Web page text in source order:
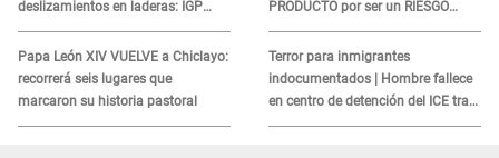
deslizamientos en laderas: IGP
alerta sobre posibles réplicas
Papa León XIV VUELVE a Chiclayo:
recorrerá seis lugares que
marcaron su historia pastoral
PRODUCTO por ser un RIESGO
MORTAL para consumidores: ¿Cuál
es?
Terror para inmigrantes
indocumentados | Hombre fallece
en centro de detención del ICE tras
sufrir una "emergencia médica"